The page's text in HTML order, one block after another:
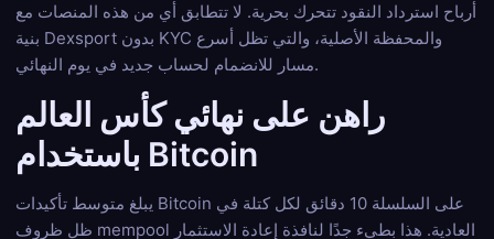
أرباح استرداد النقود تتحرك بحرية. لا تتطابق أي من هذه المنصات مع
بنية Dexsport بدون KYC والمحفظة الأصلية، والتي تظل أسرع
مسار للانضمام لحساب جديد في يوم النهائي.
راهن على نهائي كأس العالم
باستخدام Bitcoin
يبلغ متوسط تأكيدات Bitcoin على السلسلة 10 دقائق لكل كتلة في
ظل ظروف mempool العادية. هذا بطيء جدًا لنافذة إعادة الاستثمار